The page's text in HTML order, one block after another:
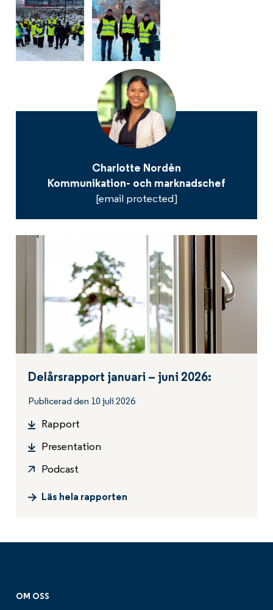
Charlotte Nordén
Kommunikation- och marknadschef
[email protected]
Delårsrapport januari – juni 2026:
Publicerad den 10 juli 2026
Rapport
Presentation
Podcast
Läs hela rapporten
OM OSS